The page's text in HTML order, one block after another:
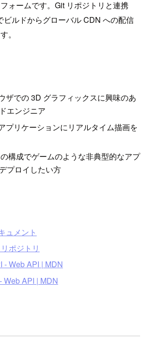
ォームです。Git リポジトリと連携
ビルドからグローバル CDN への配信
。
ザでの 3D グラフィックスに興味のあ
エンジニア
プリケーションにリアルタイム描画を
構成でゲームのような非典型的なアプ
プロイしたい方
ュメント
ポジトリ
- Web API | MDN
Web API | MDN